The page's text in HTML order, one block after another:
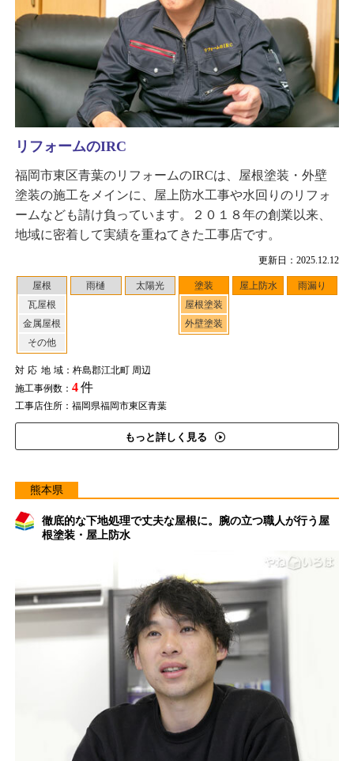
更新日：2025.12.12
屋根
瓦屋根
金属屋根
その他
雨樋 太陽光
塗装
屋根塗装
外壁塗装
屋上防水 雨漏り
対応地域：杵島郡江北町 周辺
施工事例数： 4件
工事店住所：福岡県福岡市東区青葉
もっと詳しく見る
リフォームのIRC
福岡市東区青葉のリフォームのIRCは、屋根塗装・外壁
塗装の施工をメインに、屋上防水工事や水回りのリフォ
ームなども請け負っています。２０１８年の創業以来、
地域に密着して実績を重ねてきた工事店です。
熊本県
徹底的な下地処理で丈夫な屋根に。腕の立つ職人が行う屋
根塗装・屋上防水